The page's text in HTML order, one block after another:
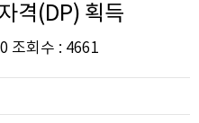
격(DP) 획득
조회수 : 4661